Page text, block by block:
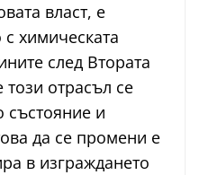
власт, е
химическата
след Втората
отрасъл се
състояние и
да се промени е
в изграждането